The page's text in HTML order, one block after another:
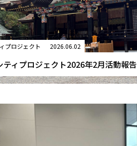
プロジェクト 2026.06.02
ティプロジェクト2026年2月活動報告